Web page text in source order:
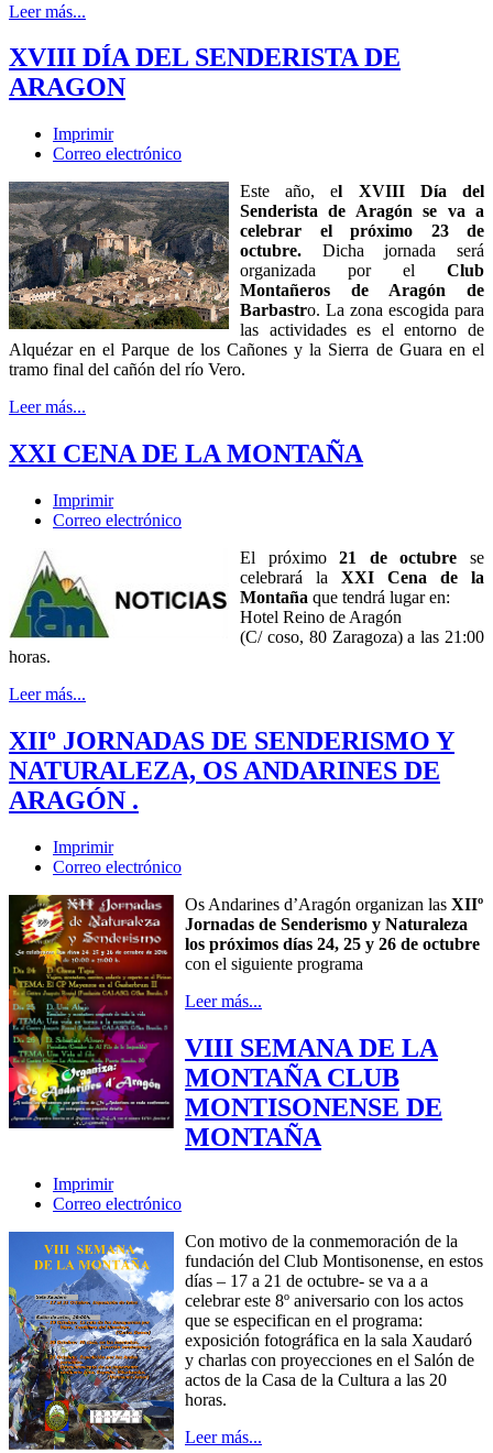
Leer más...
XVIII DÍA DEL SENDERISTA DE
ARAGON
Imprimir
Correo electrónico
Este año, el XVIII Día del
Senderista de Aragón se va a
celebrar el próximo 23 de
octubre. Dicha jornada será
organizada por el Club
Montañeros de Aragón de
Barbastro. La zona escogida para
las actividades es el entorno de
Alquézar en el Parque de los Cañones y la Sierra de Guara en el
tramo final del cañón del río Vero.
Leer más...
XXI CENA DE LA MONTAÑA
Imprimir
Correo electrónico
El próximo21 de octubre se
celebrará la XXI Cena de la
Montaña que tendrá lugar en:
Hotel Reino de Aragón
(C/ coso, 80 Zaragoza) a las 21:00
horas.
Leer más...
XIIº JORNADAS DE SENDERISMO Y
NATURALEZA, OS ANDARINES DE
ARAGÓN .
Imprimir
Correo electrónico
Os Andarines d’Aragón organizan las XIIº
Jornadas de Senderismo y Naturaleza
los próximos días 24, 25 y 26 de octubre
con el siguiente programa
Leer más...
VIII SEMANA DE LA
MONTAÑA CLUB
MONTISONENSE DE
MONTAÑA
Imprimir
Correo electrónico
Con motivo de la conmemoración de la
fundación del Club Montisonense, en estos
días – 17 a 21 de octubre- se va a a
celebrar este 8º aniversario con los actos
que se especifican en el programa:
exposición fotográfica en la sala Xaudaró
y charlas con proyecciones en el Salón de
actos de la Casa de la Cultura a las 20
horas.
Leer más...